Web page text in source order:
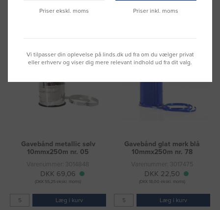
Gavebånd metallic sølv
10mmx250m nr. 05
Varenummer: 3014848
DKK 69,06
(DKK 55,25 ekskl. moms)
Læg i kurv
Gavebånd glat mørk blå
10mmx250m nr. 78
Varenummer: 3017475
DKK 22,50
(DKK 18,00 ekskl. moms)
Læg i kurv
Priser ekskl. moms Priser inkl. moms
Vi tilpasser din oplevelse på linds.dk ud fra om du vælger privat
eller erhverv og viser dig mere relevant indhold ud fra dit valg.